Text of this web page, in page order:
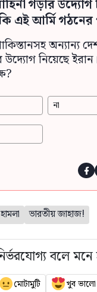
গড়ার উদ্যোগ
এই আর্মি গঠনের
অন্যান্য
উদ্যোগ নিয়েছে
না

ভারতীয় জাহাজ!
বলে
মোটামুটি খুব ভালো